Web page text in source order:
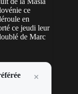
ce
en
ce jeudi leur
de Marc